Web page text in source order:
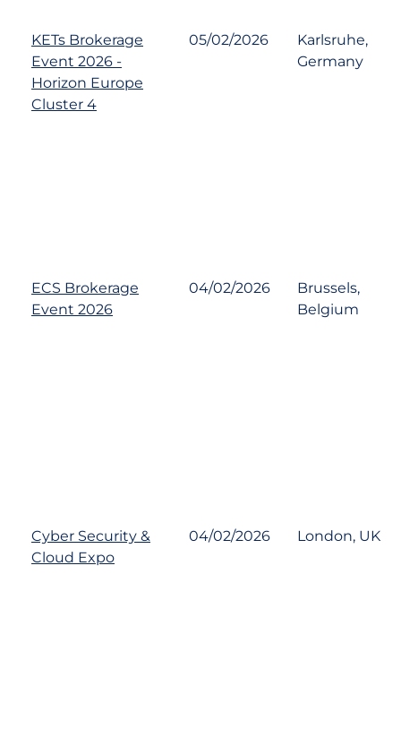
KETs Brokerage
Event 2026 -
Horizon Europe
Cluster 4
05/02/2026
Karlsruhe,
Germany
ECS Brokerage
Event 2026
04/02/2026
Brussels,
Belgium
Cyber Security &
Cloud Expo
04/02/2026 London, UK